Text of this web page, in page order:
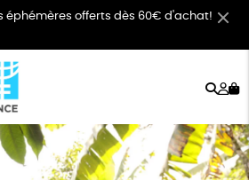
éphémères offerts dès 60€ d'achat!